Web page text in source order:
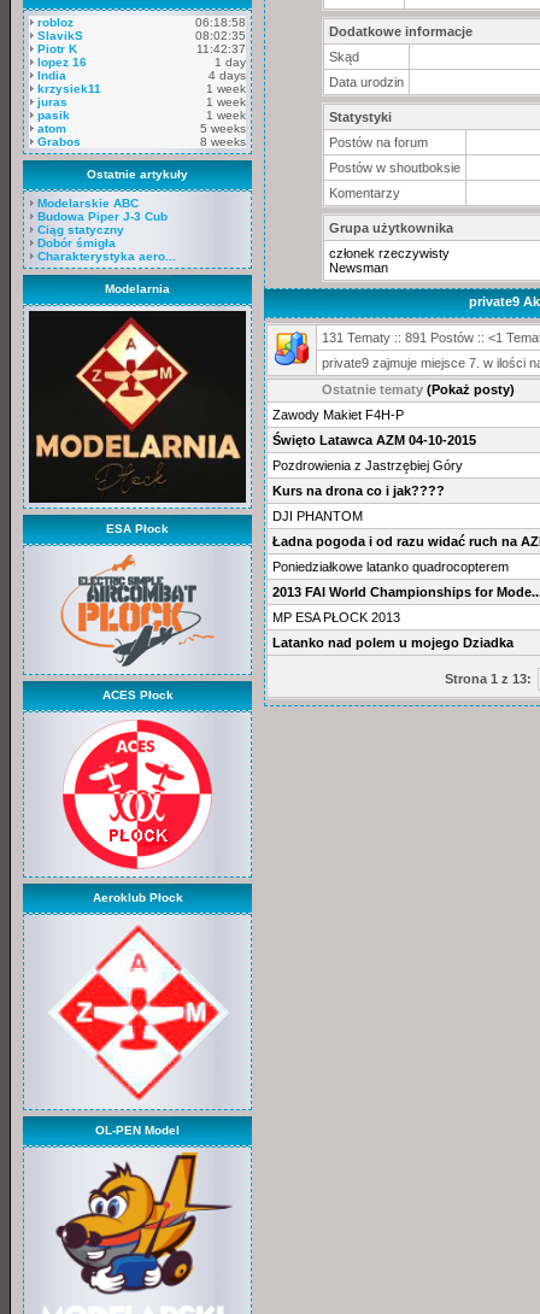
robloz
06:18:58
SlavikS
08:02:35
Piotr K
11:42:37
lopez 16
1 day
India
4 days
krzysiek11
1 week
juras
1 week
pasik
1 week
atom
5 weeks
Grabos
8 weeks
Ostatnie artykuły
Modelarskie ABC
Budowa Piper J-3 Cub
Ciąg statyczny
Dobór śmigła
Charakterystyka aero...
Modelarnia
ESA Płock
ACES Płock
Aeroklub Płock
OL-PEN Model
Dodatkowe informacje
Skąd
Data urodzin
Statystyki
Postów na forum
Postów w shoutboksie
Komentarzy
Grupa użytkownika
członek rzeczywisty
Newsman
private9
131 Tematy :: 891 Postów :: <1
private9 zajmuje miejsce 7. w ilości
Ostatnie tematy (Pokaż posty)
Zawody Makiet F4H-P
Święto Latawca AZM 04-10-2015
Pozdrowienia z Jastrzębiej Góry
Kurs na drona co i jak????
DJI PHANTOM
Ładna pogoda i od razu widać ruch na
Poniedziałkowe latanko quadrocopterem
2013 FAI World Championships for
MP ESA PŁOCK 2013
Latanko nad polem u mojego Dziadka
Strona 1 z 13: